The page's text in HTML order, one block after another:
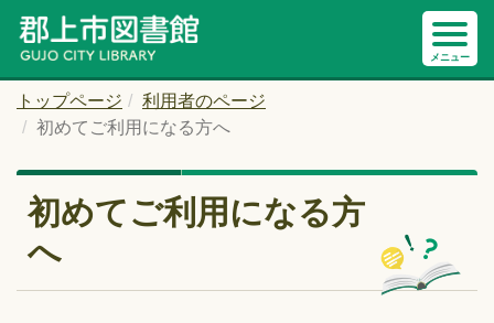
トップページ
利用者のページ
初めてご利用になる方へ
初めてご利用になる方
へ